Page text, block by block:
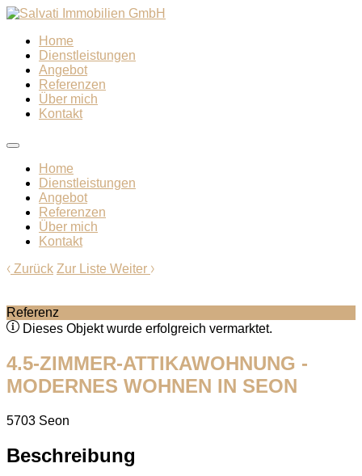
Home
Dienstleistungen
Angebot
Referenzen
Über mich
Kontakt
Home
Dienstleistungen
Angebot
Referenzen
Über mich
Kontakt
Zurück Zur Liste Weiter
Referenz
Dieses Objekt wurde erfolgreich vermarktet.
4.5-ZIMMER-ATTIKAWOHNUNG -
MODERNES WOHNEN IN SEON
5703 Seon
Beschreibung